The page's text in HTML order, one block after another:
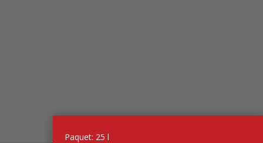
Paquet: 25 l